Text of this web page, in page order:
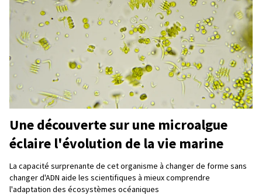
Une découverte sur une microalgue
éclaire l'évolution de la vie marine
La capacité surprenante de cet organisme à changer de forme sans
changer d'ADN aide les scientifiques à mieux comprendre
l'adaptation des écosystèmes océaniques